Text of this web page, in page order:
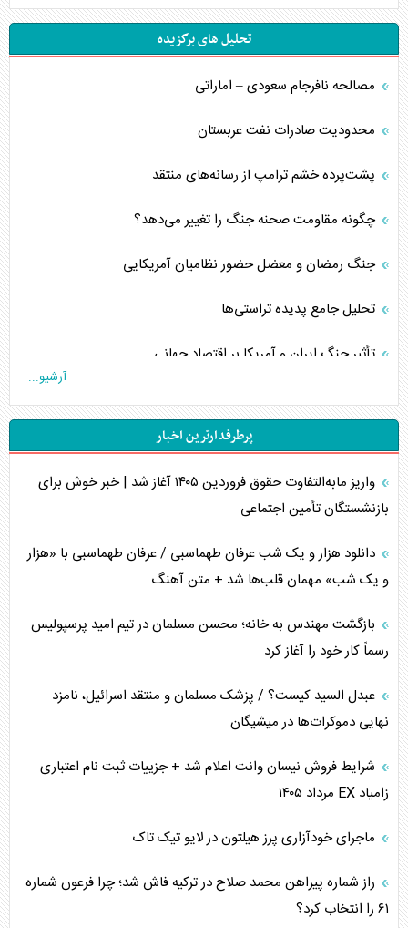
تحلیل های برگزیده
مصالحه نافرجام سعودی – اماراتی
محدودیت صادرات نفت عربستان
پشت‌پرده خشم ترامپ از رسانه‌های منتقد
چگونه مقاومت صحنه جنگ را تغییر می‌دهد؟
جنگ رمضان و معضل حضور نظامیان آمریکایی
تحلیل جامع پدیده تراستی‌ها
تأثیر جنگ ایران و آمریکا بر اقتصاد جهانی
تخریب پل‌ها در اوکراین و فروپاشی روایت دوگانه غرب
اربعین، کابوس مشترک تل‌آویو-واشنگتن
برنامه هفتم توسعه در نقطه کور سیاستگذاری
اوکراین بازوی مخرب آمریکا در غرب آسیا
اهمیت راهبردی اردن برای آمریکا
همسویی عربستان با سنتکام علیه متحدان ایران
ترامپ و توهم خلع سلاح حماس
چرا کویت به دنبال شریک امنیتی جدید است؟
اعتراف غرب به قدرت ایران در تثبیت معادلات
خطای راهبردی ترامپ مقابل برزیل
آرشیو...
پرطرفدارترین اخبار
واریز مابه‌التفاوت حقوق فروردین ۱۴۰۵ آغاز شد | خبر خوش برای
بازنشستگان تأمین اجتماعی
دانلود هزار و یک شب عرفان طهماسبی / عرفان طهماسبی با «هزار
و یک شب» مهمان قلب‌ها شد + متن آهنگ
بازگشت مهندس به خانه؛ محسن مسلمان در تیم امید پرسپولیس
رسماً کار خود را آغاز کرد
عبدل السید کیست؟ / پزشک مسلمان و منتقد اسرائیل، نامزد
نهایی دموکرات‌ها در میشیگان
شرایط فروش نیسان وانت اعلام شد + جزییات ثبت نام اعتباری
زامیاد EX مرداد ۱۴۰۵
ماجرای خودآزاری پرز هیلتون در لایو تیک تاک
راز شماره پیراهن محمد صلاح در ترکیه فاش شد؛ چرا فرعون شماره
۶۱ را انتخاب کرد؟